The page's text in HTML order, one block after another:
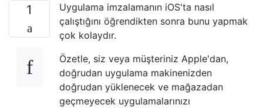
1
Uygulama imzalamanın iOS'ta nasıl
çalıştığını öğrendikten sonra bunu yapmak
çok kolaydır.
Özetle, siz veya müşteriniz Apple'dan,
doğrudan uygulama makinenizden
doğrudan yüklenecek ve mağazadan
geçmeyecek uygulamalarınızı